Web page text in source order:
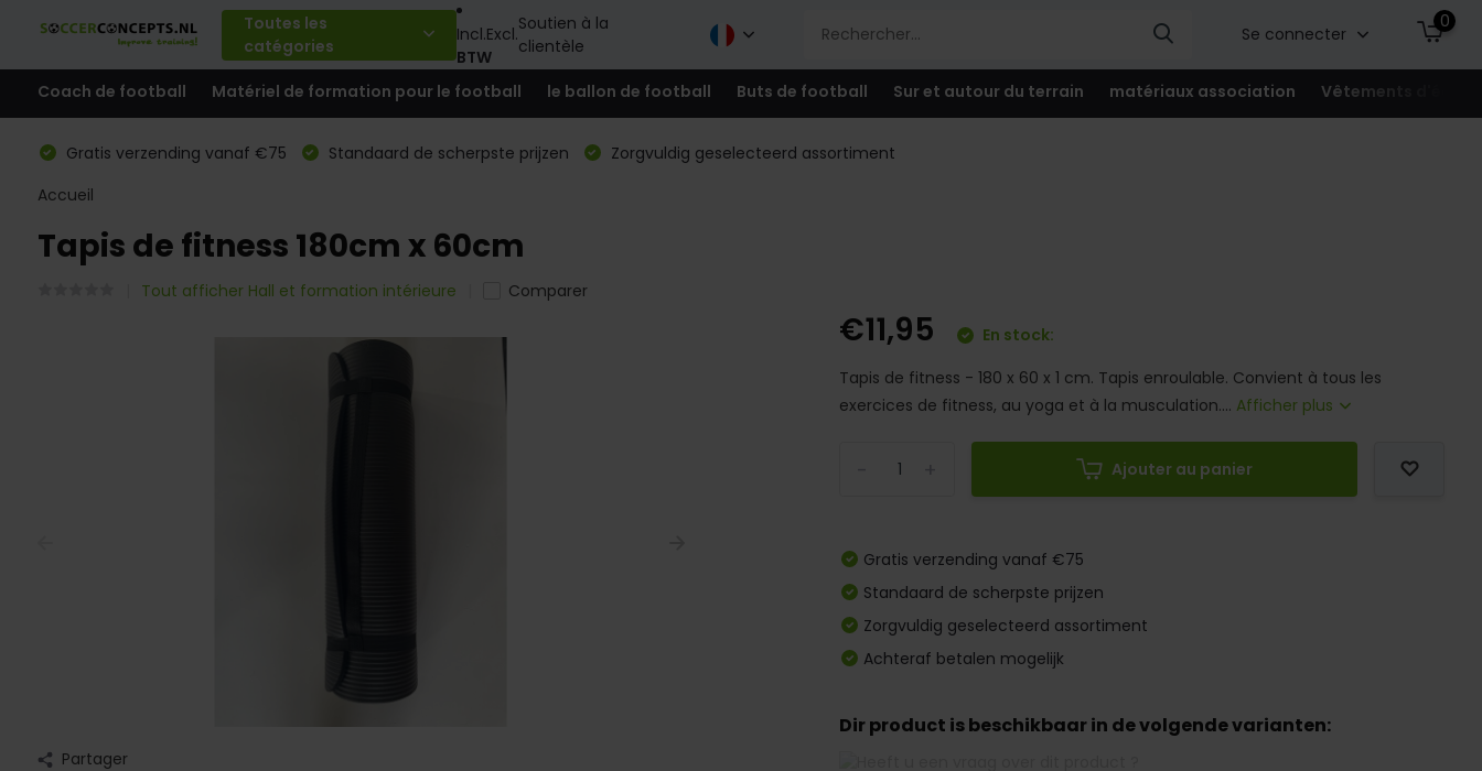
Toutes les
catégories
Incl.Excl.
BTW
Soutien à la
clientèle
Se connecter
0
Coach de football Matériel de formation pour le football le ballon de football Buts de football Sur et autour du terrain matériaux association Vêtements
Gratis verzending vanaf €75 Standaard de scherpste prijzen
Zorgvuldig geselecteerd assortiment
Accueil
Tapis de fitness 180cm x 60cm
Tout afficher Hall et formation intérieure Comparer
Partager
€11,95
En stock:
Tapis de fitness - 180 x 60 x 1 cm. Tapis enroulable. Convient à tous les
exercices de fitness, au yoga et à la musculation.... Afficher plus
Ajouter au panier
Gratis verzending vanaf €75
Standaard de scherpste prijzen
Zorgvuldig geselecteerd assortiment
Achteraf betalen mogelijk
Dir product is beschikbaar in de volgende varianten: